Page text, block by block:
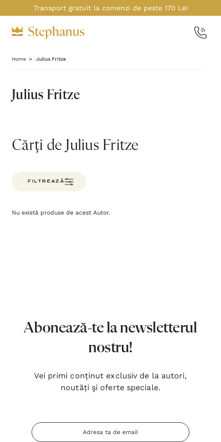
Transport gratuit la comenzi de peste 170 Lei
Home Julius Fritze
Inima Omului
Julius Fritze
Cărți de Julius Fritze
FILTREAZĂ
Nu există produse de acest Autor.
Abonează-te la newsletterul
nostru!
Vei primi conținut exclusiv de la autori,
noutăți şi oferte speciale.
Adresa
Email